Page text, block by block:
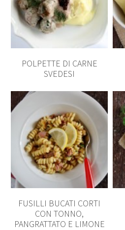
POLPETTE DI CARNE
SVEDESI
FUSILLI BUCATI CORTI
CON TONNO,
PANGRATTATO E LIMONE